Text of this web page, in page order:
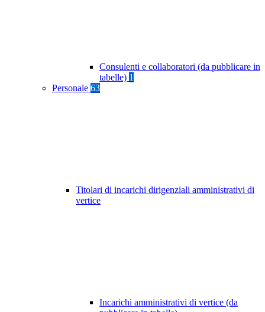
Consulenti e collaboratori (da pubblicare in
tabelle) 1
Personale 63
Titolari di incarichi dirigenziali amministrativi di
vertice
Incarichi amministrativi di vertice (da